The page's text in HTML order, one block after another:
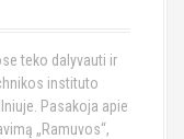
teko dalyvauti ir
instituto
Pasakoja apie
„Ramuvos“,